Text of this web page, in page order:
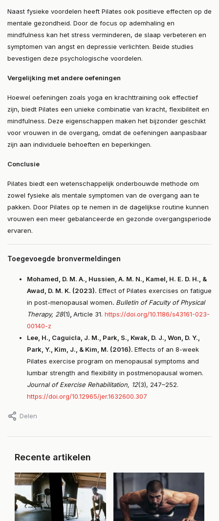
Naast fysieke voordelen heeft Pilates ook positieve effecten op de
mentale gezondheid. Door de focus op ademhaling en
mindfulness kan het stress verminderen, de slaap verbeteren en
symptomen van angst en depressie verlichten. Beide studies
bevestigen deze psychologische voordelen​.
Vergelijking met andere oefeningen
Hoewel oefeningen zoals yoga en krachttraining ook effectief
zijn, biedt Pilates een unieke combinatie van kracht, flexibiliteit en
mindfulness. Deze eigenschappen maken het bijzonder geschikt
voor vrouwen in de overgang, omdat de oefeningen aanpasbaar
zijn aan individuele behoeften en beperkingen.
Conclusie
Pilates biedt een wetenschappelijk onderbouwde methode om
zowel fysieke als mentale symptomen van de overgang aan te
pakken. Door Pilates op te nemen in de dagelijkse routine kunnen
vrouwen een meer gebalanceerde en gezonde overgangsperiode
ervaren.
Toegevoegde bronvermeldingen
Mohamed, D. M. A., Hussien, A. M. N., Kamel, H. E. D. H., &
Awad, D. M. K. (2023). Effect of Pilates exercises on fatigue
in post-menopausal women. Bulletin of Faculty of Physical
Therapy, 28(1) Article 31. https://doi.org/10.1186/s43161-023-
00140-z
Lee, H., Caguicla, J. M., Park, S., Kwak, D. J., Won, D. Y.,
Park, Y., Kim, J., & Kim, M. (2016). Effects of an 8-week
Pilates exercise program on menopausal symptoms and
lumbar strength and flexibility in postmenopausal women.
Journal of Exercise Rehabilitation, 12(3), 247–252.
https://doi.org/10.12965/jer.1632600.307
Delen
Recente artikelen